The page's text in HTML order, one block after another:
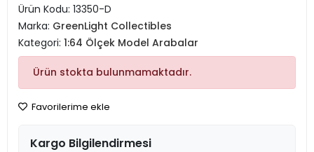
Ürün Kodu: 13350-D
Marka: GreenLight Collectibles
Kategori: 1:64 Ölçek Model Arabalar
Ürün stokta bulunmamaktadır.
Favorilerime ekle
Kargo Bilgilendirmesi